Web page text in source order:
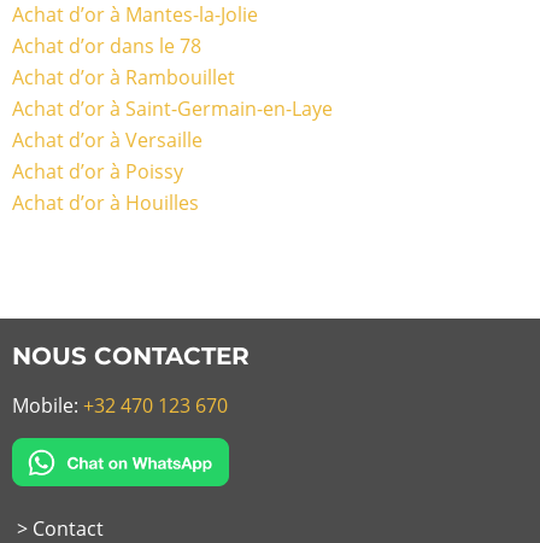
Achat d’or à Mantes-la-Jolie
Achat d’or dans le 78
Achat d’or à Rambouillet
Achat d’or à Saint-Germain-en-Laye
Achat d’or à Versaille
Achat d’or à Poissy
Achat d’or à Houilles
NOUS CONTACTER
Mobile: +32 470 123 670
> Contact